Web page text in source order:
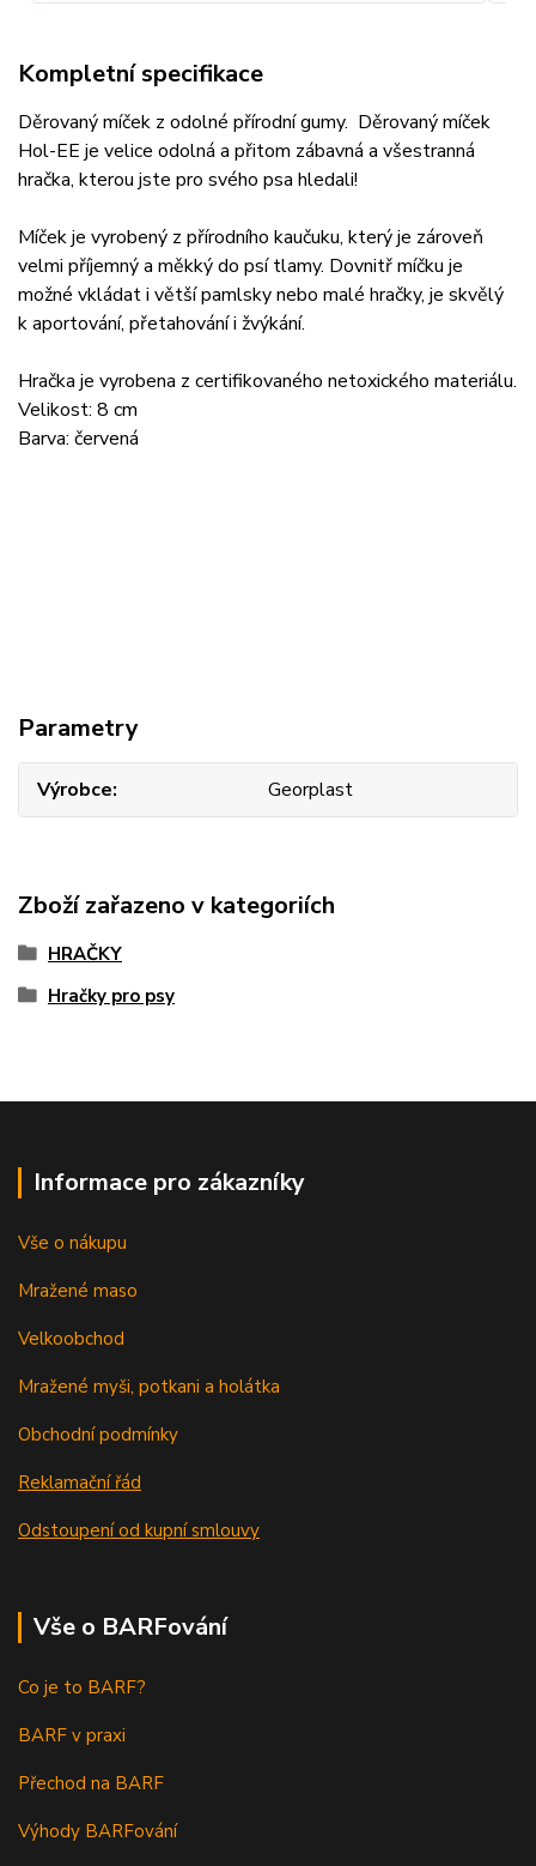
Kompletní specifikace
Děrovaný míček z odolné přírodní gumy. Děrovaný míček
Hol-EE je velice odolná a přitom zábavná a všestranná
hračka, kterou jste pro svého psa hledali!
Míček je vyrobený z přírodního kaučuku, který je zároveň
velmi příjemný a měkký do psí tlamy. Dovnitř míčku je
možné vkládat i větší pamlsky nebo malé hračky, je skvělý
k aportování, přetahování i žvýkání.
Hračka je vyrobena z certifikovaného netoxického materiálu.
Velikost: 8 cm
Barva: červená
Parametry
Výrobce Georplast
Zboží zařazeno v kategoriích
HRAČKY
Hračky pro psy
Informace pro zákazníky
Vše o nákupu
Mražené maso
Velkoobchod
Mražené myši, potkani a holátka
Obchodní podmínky
Reklamační řád
Odstoupení od kupní smlouvy
Vše o BARFování
Co je to BARF?
BARF v praxi
Přechod na BARF
Výhody BARFování